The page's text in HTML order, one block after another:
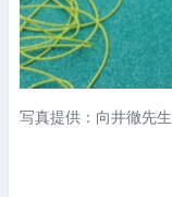
写真提供：向井徹先生